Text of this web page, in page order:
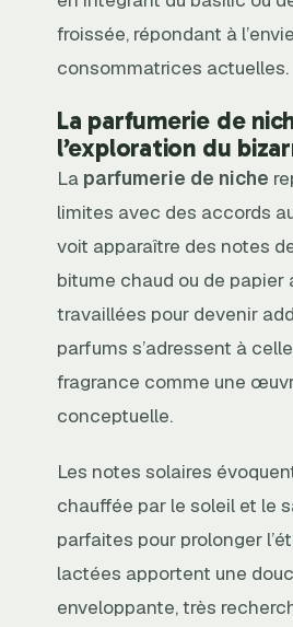
froissée, répondant à
consommatrices actuelles.
La parfumerie de
l’exploration du
La parfumerie de niche
limites avec des accords
voit apparaître des notes
bitume chaud ou de papier
travaillées pour devenir
parfums s’adressent à
fragrance comme une
conceptuelle.
Les notes solaires
chauffée par le soleil et le
parfaites pour prolonger
lactées apportent une
enveloppante, très